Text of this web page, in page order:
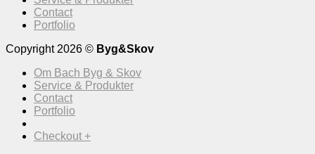
Contact
Portfolio
Copyright 2026 © Byg&Skov
Om Bach Byg & Skov
Service & Produkter
Contact
Portfolio
Checkout +